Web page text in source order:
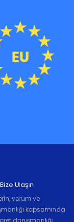
Bize Ulaşın
yorum ve
kapsamında